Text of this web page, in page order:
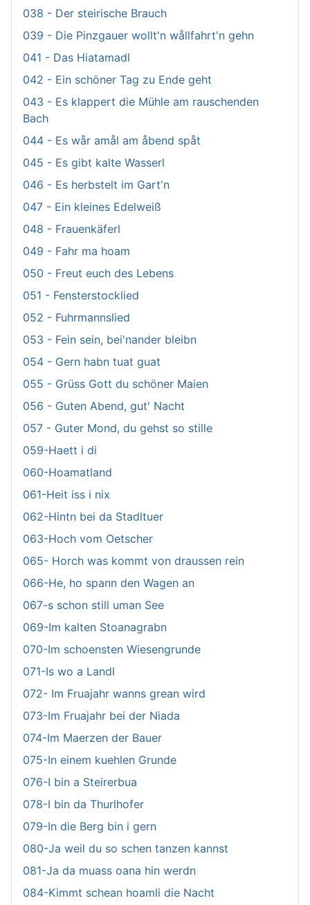
038 - Der steirische Brauch
039 - Die Pinzgauer wollt'n wållfahrt'n gehn
041 - Das Hiatamadl
042 - Ein schöner Tag zu Ende geht
043 - Es klappert die Mühle am rauschenden
Bach
044 - Es wår amål am åbend spåt
045 - Es gibt kalte Wasserl
046 - Es herbstelt im Gart'n
047 - Ein kleines Edelweiß
048 - Frauenkäferl
049 - Fahr ma hoam
050 - Freut euch des Lebens
051 - Fensterstocklied
052 - Fuhrmannslied
053 - Fein sein, bei'nander bleibn
054 - Gern habn tuat guat
055 - Grüss Gott du schöner Maien
056 - Guten Abend, gut' Nacht
057 - Guter Mond, du gehst so stille
059-Haett i di
060-Hoamatland
061-Heit iss i nix
062-Hintn bei da Stadltuer
063-Hoch vom Oetscher
065- Horch was kommt von draussen rein
066-He, ho spann den Wagen an
067-s schon still uman See
069-Im kalten Stoanagrabn
070-Im schoensten Wiesengrunde
071-Is wo a Landl
072- Im Fruajahr wanns grean wird
073-Im Fruajahr bei der Niada
074-Im Maerzen der Bauer
075-In einem kuehlen Grunde
076-I bin a Steirerbua
078-I bin da Thurlhofer
079-In die Berg bin i gern
080-Ja weil du so schen tanzen kannst
081-Ja da muass oana hin werdn
084-Kimmt schean hoamli die Nacht